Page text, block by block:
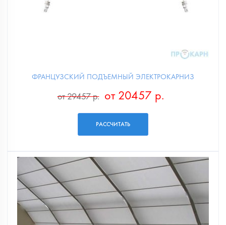
ФРАНЦУЗСКИЙ ПОДЪЕМНЫЙ ЭЛЕКТРОКАРНИЗ
от 29457 р. от 20457 р.
РАССЧИТАТЬ